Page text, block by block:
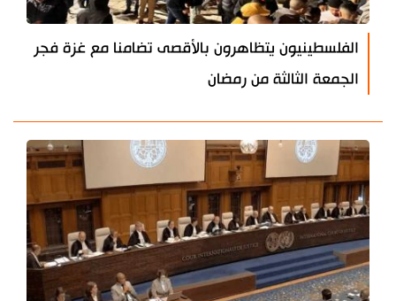
الفلسطينيون يتظاهرون بالأقصى تضامنا مع غزة فجر
الجمعة الثالثة من رمضان